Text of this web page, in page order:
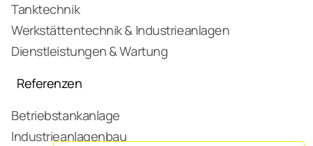
Tanktechnik
Werkstättentechnik & Industrieanlagen
Dienstleistungen & Wartung
Referenzen
Betriebstankanlage
Industrieanlagenbau